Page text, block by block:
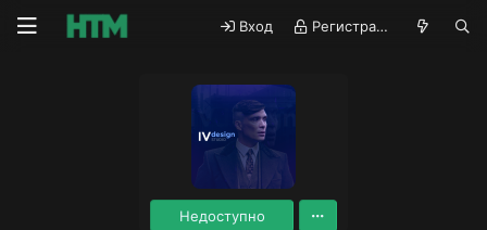
Вход Регистрация
Недоступно